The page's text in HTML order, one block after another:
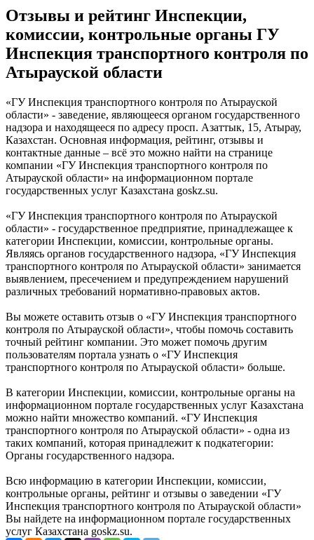
Отзывы и рейтинг Инспекции,
комиссии, контрольные органы ГУ
Инспекция транспортного контроля по
Атырауской области
«ГУ Инспекция транспортного контроля по Атырауской
области» - заведение, являющееся органом государственного
надзора и находящееся по адресу просп. Азаттык, 15, Атырау,
Казахстан. Основная информация, рейтинг, отзывы и
контактные данные – всё это можно найти на странице
компании «ГУ Инспекция транспортного контроля по
Атырауской области» на информационном портале
государственных услуг Казахстана goskz.su.
«ГУ Инспекция транспортного контроля по Атырауской
области» - государственное предприятие, принадлежащее к
категории Инспекции, комиссии, контрольные органы.
Являясь органов государственного надзора, «ГУ Инспекция
транспортного контроля по Атырауской области» занимается
выявлением, пресечением и предупреждением нарушений
различных требований нормативно-правовых актов.
Вы можете оставить отзыв о «ГУ Инспекция транспортного
контроля по Атырауской области», чтобы помочь составить
точный рейтинг компании. Это может помочь другим
пользователям портала узнать о «ГУ Инспекция
транспортного контроля по Атырауской области» больше.
В категории Инспекции, комиссии, контрольные органы на
информационном портале государственных услуг Казахстана
можно найти множество компаний. «ГУ Инспекция
транспортного контроля по Атырауской области» - одна из
таких компаний, которая принадлежит к подкатегории:
Органы государственного надзора.
Всю информацию в категории Инспекции, комиссии,
контрольные органы, рейтинг и отзывы о заведении «ГУ
Инспекция транспортного контроля по Атырауской области»
Вы найдете на информационном портале государственных
услуг Казахстана goskz.su.